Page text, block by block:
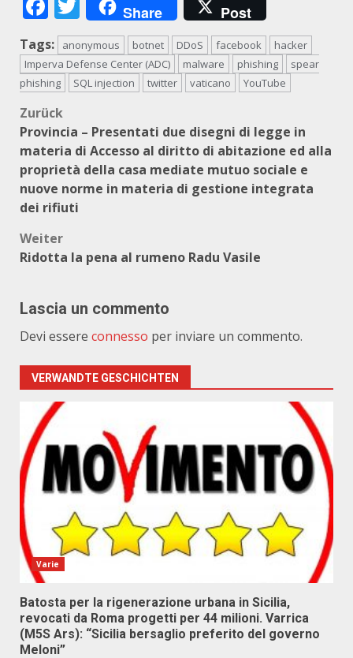
Share Post
Tags: anonymous botnet DDoS facebook
hacker
Imperva Defense Center (ADC)
malware phishing
spear
phishing
SQL injection twitter vaticano YouTube
Beitragsnavigation
Zurück
Provincia – Presentati due disegni di legge in
materia di Accesso al diritto di abitazione ed alla
proprietà della casa mediate mutuo sociale e
nuove norme in materia di gestione integrata
dei rifiuti
Weiter
Ridotta la pena al rumeno Radu Vasile
Lascia un commento
Devi essere connesso per inviare un commento.
VERWANDTE GESCHICHTEN
Varie
Batosta per la rigenerazione urbana in Sicilia,
revocati da Roma progetti per 44 milioni. Varrica
(M5S Ars): “Sicilia bersaglio preferito del governo
Meloni”